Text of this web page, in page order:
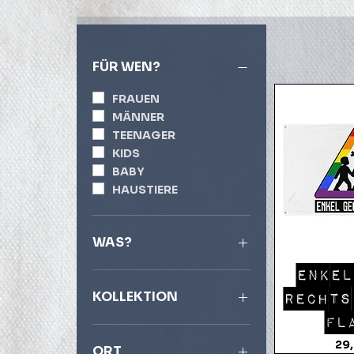
FÜR WEN?
FRAUEN
MÄNNER
TEENAGER
KIDS
BABY
HAUSTIERE
WAS?
T-SHIRTS
POLO SHIRTS
HOODIES
JACKEN
KOLLEKTION
STÄDTEKOLLEKTION
INKED FOR LIFE